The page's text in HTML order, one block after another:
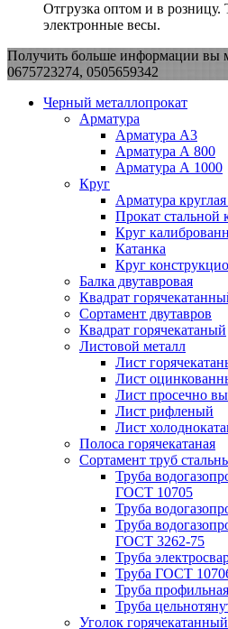
Отгрузка оптом и в розницу.
электронные весы.
Получить больше информации вы
0675723274, 0505659342
Черный металлопрокат
Арматура
Арматура А3
Арматура А 800
Арматура А 1000
Круг
Арматура
Прокат стальной
Круг
Катанка
Круг
Балка двутавровая
Квадрат
Сортамент двутавров
Квадрат горячекатаный
Листовой металл
Лист
Лист
Лист просечно
Лист рифленый
Лист
Полоса горячекатаная
Сортамент труб
Труба
ГОСТ 10705
Труба
Труба
ГОСТ 3262-75
Труба
Труба ГОСТ
Труба профильная
Труба
Уголок горячекатанный